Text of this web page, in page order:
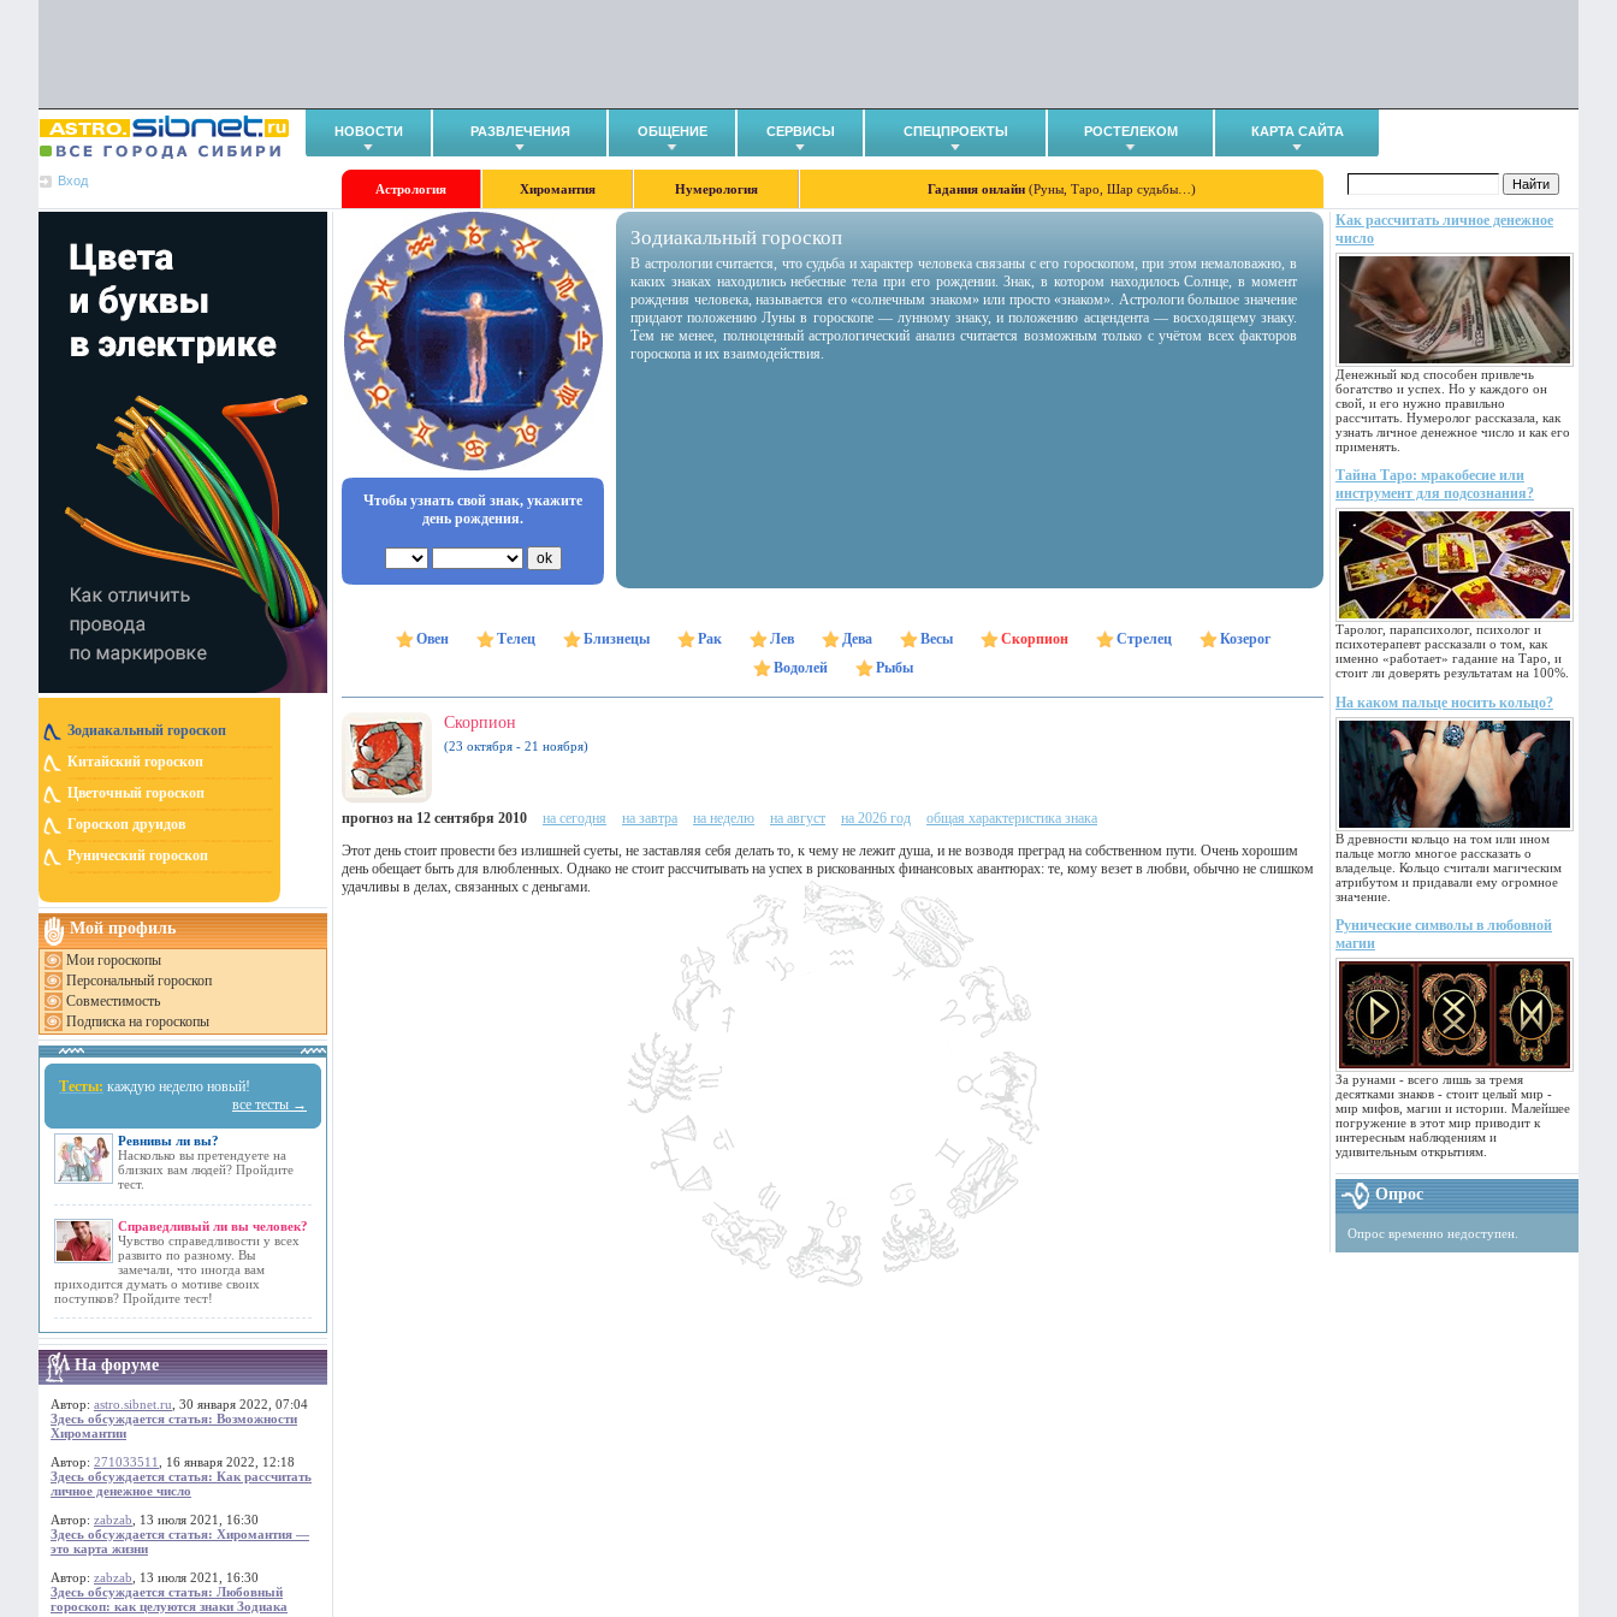
НОВОСТИ РАЗВЛЕЧЕНИЯ ОБЩЕНИЕ СЕРВИСЫ СПЕЦПРОЕКТЫ РОСТЕЛЕКОМ КАРТА САЙТА
Вход
Астрология Хиромантия Нумерология Гадания онлайн (Руны, Таро, Шар судьбы…)
Зодиакальный гороскоп
Китайский гороскоп
Цветочный гороскоп
Гороскоп друидов
Рунический гороскоп
Мой профиль
Мои гороскопы
Персональный гороскоп
Совместимость
Подписка на гороскопы
Тесты: каждую неделю новый!
все тесты →
Ревнивы ли вы?
Насколько вы претендуете на
близких вам людей? Пройдите
тест.
Справедливый ли вы человек?
Чувство справедливости у всех
развито по разному. Вы
замечали, что иногда вам
приходится думать о мотиве своих
поступков? Пройдите тест!
На форуме
Автор: astro.sibnet.ru , 30 января 2022, 07:04
Здесь обсуждается статья: Возможности
Хиромантии
Автор: 271033511
, 16 января 2022, 12:18
Здесь обсуждается статья: Как рассчитать
личное денежное число
Автор: zabzab , 13 июля 2021, 16:30
Здесь обсуждается статья: Хиромантия —
это карта жизни
Автор: zabzab , 13 июля 2021, 16:30
Здесь обсуждается статья: Любовный
гороскоп: как целуются знаки Зодиака
Как рассчитать личное денежное
число
Денежный код способен привлечь
богатство и успех. Но у каждого он
свой, и его нужно правильно
рассчитать. Нумеролог рассказала, как
узнать личное денежное число и как его
применять.
Тайна Таро: мракобесие или
инструмент для подсознания?
Таролог, парапсихолог, психолог и
психотерапевт рассказали о том, как
именно «работает» гадание на Таро, и
стоит ли доверять результатам на 100%.
На каком пальце носить кольцо?
В древности кольцо на том или ином
пальце могло многое рассказать о
владельце. Кольцо считали магическим
атрибутом и придавали ему огромное
значение.
Рунические символы в любовной
магии
За рунами - всего лишь за тремя
десятками знаков - стоит целый мир -
мир мифов, магии и истории. Малейшее
погружение в этот мир приводит к
интересным наблюдениям и
удивительным открытиям.
Опрос
Опрос временно недоступен.
Чтобы узнать свой знак, укажите
день рождения.
Зодиакальный гороскоп
В астрологии считается, что судьба и характер человека связаны с его гороскопом, при этом немаловажно, в
каких знаках находились небесные тела при его рождении. Знак, в котором находилось Солнце, в момент
рождения человека, называется его «солнечным знаком» или просто «знаком». Астрологи большое значение
придают положению Луны в гороскопе — лунному знаку, и положению асцендента — восходящему знаку.
Тем не менее, полноценный астрологический анализ считается возможным только с учётом всех факторов
гороскопа и их взаимодействия.
Овен Телец Близнецы Рак Лев Дева Весы Скорпион Стрелец
Козерог
Водолей
Рыбы
Скорпион
(23 октября - 21 ноября)
прогноз на 12 сентября 2010 на сегодня на завтра на неделю на август на 2026 год
общая характеристика знака
Этот день стоит провести без излишней суеты, не заставляя себя делать то, к чему не лежит душа, и не возводя преград на собственном пути. Очень хорошим
день обещает быть для влюбленных. Однако не стоит рассчитывать на успех в рискованных финансовых авантюрах: те, кому везет в любви, обычно не слишком
удачливы в делах, связанных с деньгами.